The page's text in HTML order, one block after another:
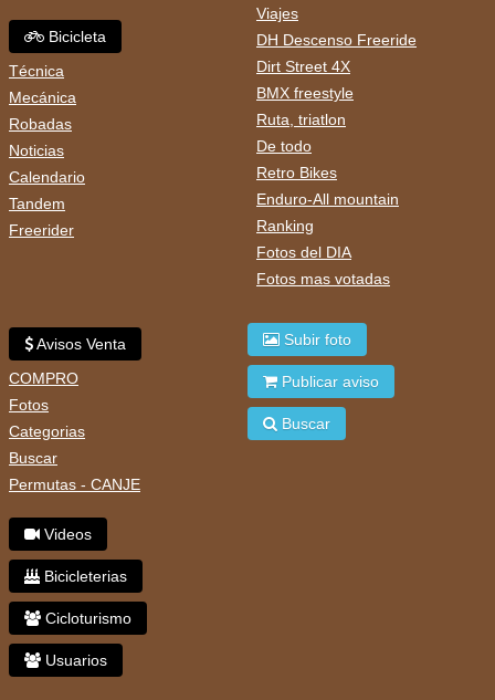
Bicicleta
Técnica
Mecánica
Robadas
Noticias
Calendario
Tandem
Freerider
Viajes
DH Descenso Freeride
Dirt Street 4X
BMX freestyle
Ruta, triatlon
De todo
Retro Bikes
Enduro-All mountain
Ranking
Fotos del DIA
Fotos mas votadas
Avisos Venta
COMPRO
Fotos
Categorias
Buscar
Permutas - CANJE
Videos
Bicicleterias
Cicloturismo
Usuarios
Subir foto
Publicar aviso
Buscar